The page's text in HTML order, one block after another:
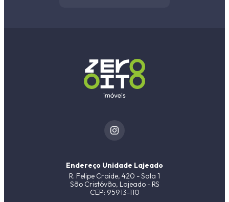
Endereço Unidade Lajeado
R. Felipe Craide, 420 - Sala 1
São Cristóvão, Lajeado - RS
CEP: 95913-110